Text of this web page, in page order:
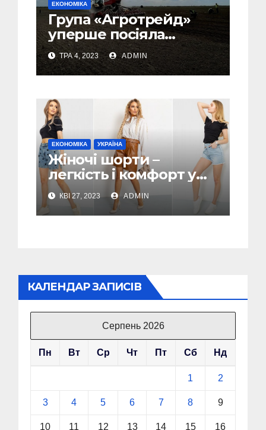
ЕКОНОМІКА
Група «Агротрейд»
уперше посіяла
технічні коноплі
ТРА 4, 2023 ADMIN
ЕКОНОМІКА УКРАЇНА
Жіночі шорти –
легкість і комфорт у
спекотні дні
КВІ 27, 2023 ADMIN
КАЛЕНДАР ЗАПИСІВ
Серпень 2026
Пн Вт Ср Чт Пт Сб Нд
1 2
3 4 5 6 7 8 9
10 11 12 13 14 15 16